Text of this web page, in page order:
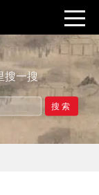
搜一搜
搜索